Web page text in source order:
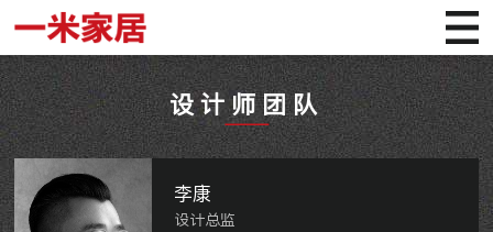
TEAM
设计师团队
李康
设计总监